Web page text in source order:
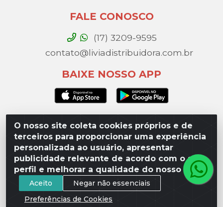
O nosso site coleta cookies próprios e de
terceiros para proporcionar uma experiência
personalizada ao usuário, apresentar
publicidade relevante de acordo com o seu
perfil e melhorar a qualidade do nosso site.
Aceito
Negar não essenciais
Preferências de Cookies
FALE CONOSCO
(17) 3209-9595
contato@liviadistribuidora.com.br
BAIXE NOSSO APP
Lívia Distribuidora - Av. Percy Gandini, 329 – Vila
Toninho, São José do Rio Preto / SP - CEP 15077-
000 - CNPJ 49.975.923/0003-10